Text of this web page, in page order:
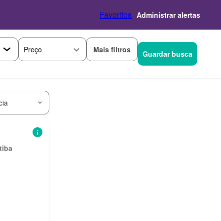
Favoritos Administrar alertas
Preço Mais filtros Guardar busca